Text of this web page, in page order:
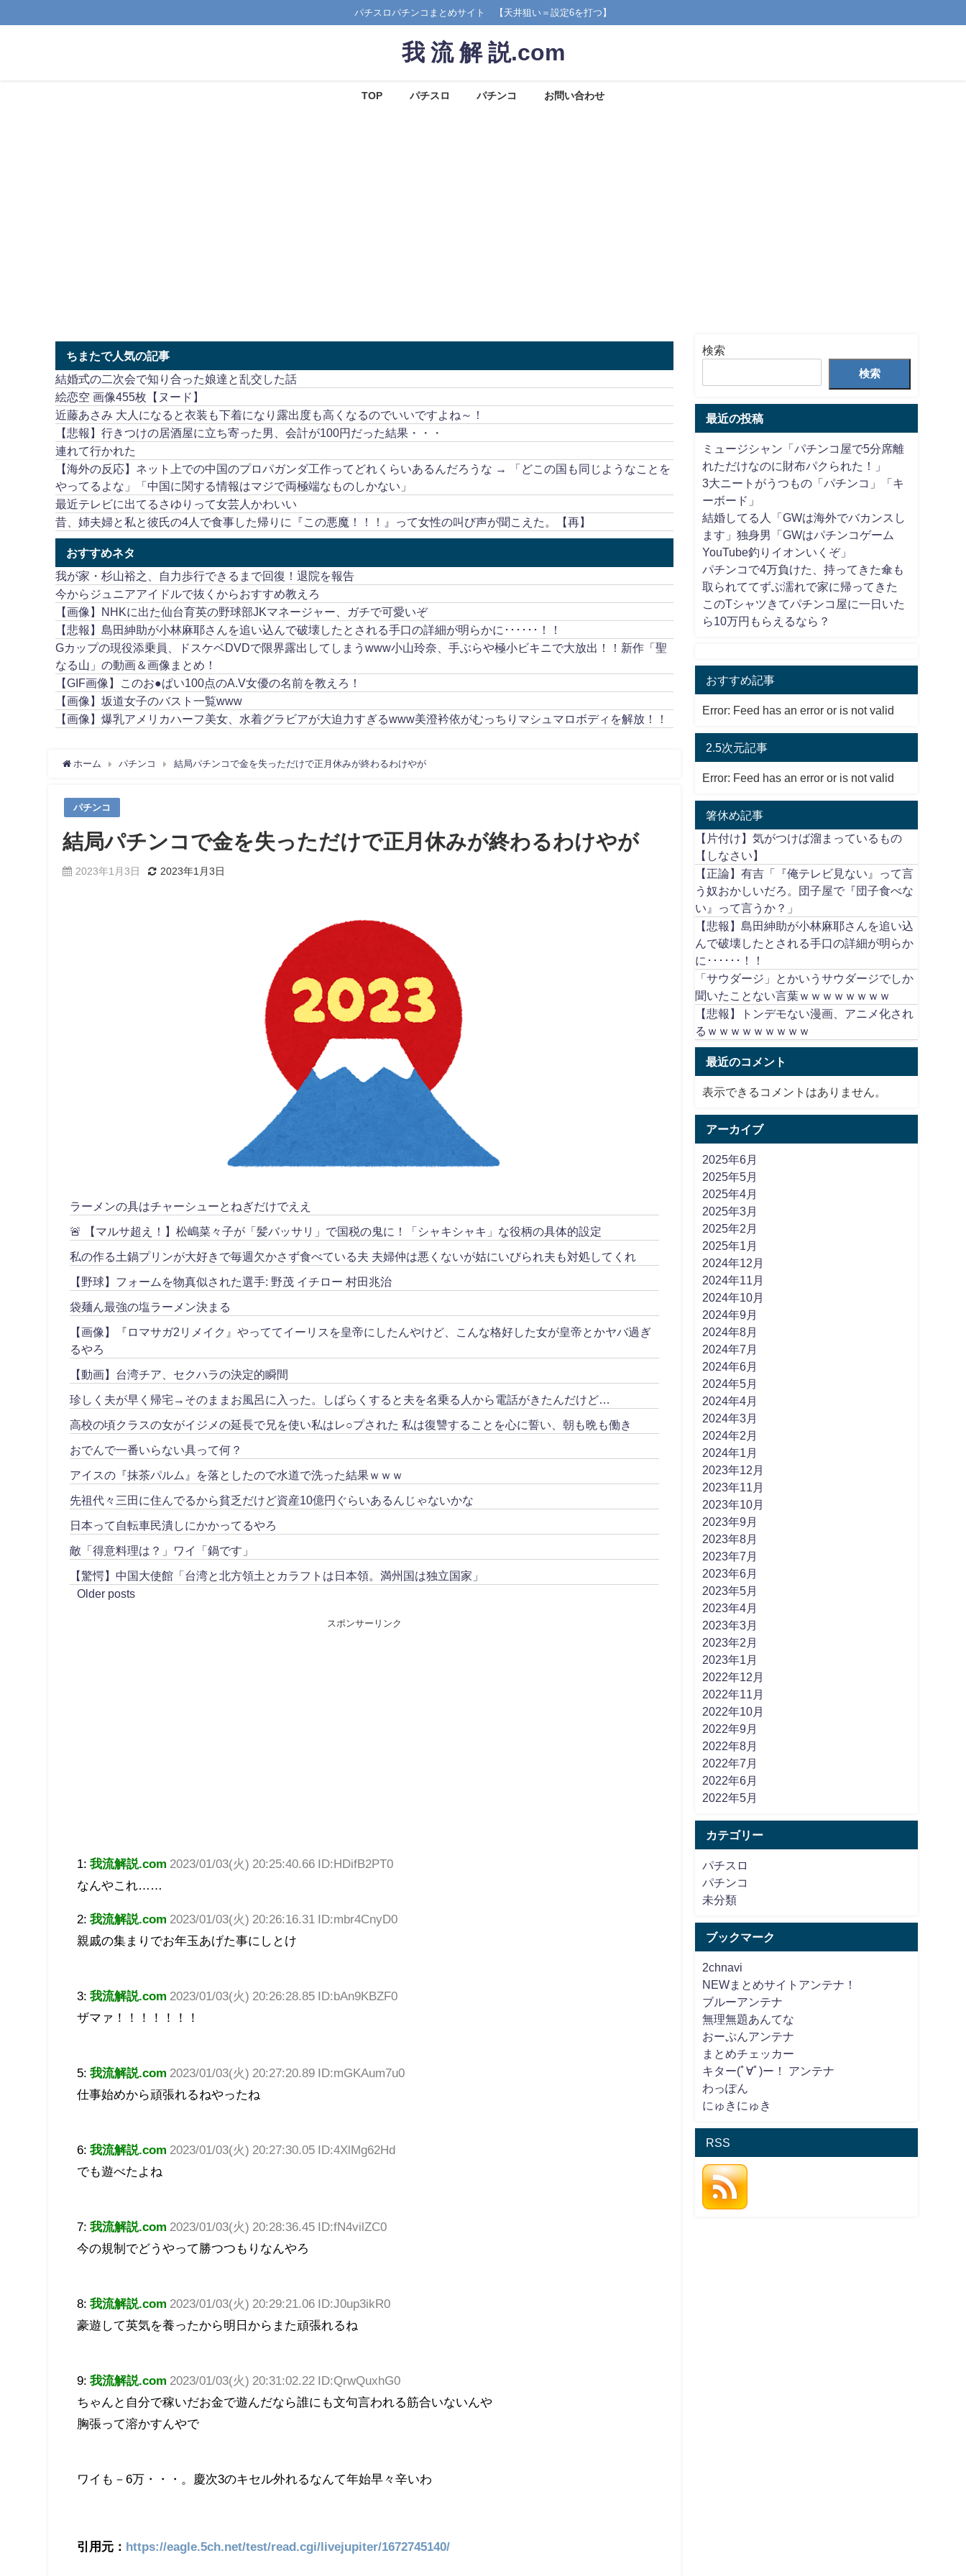
パチスロパチンコまとめサイト 【天井狙い＝設定6を打つ】
我 流 解 説.com
TOP パチスロ パチンコ お問い合わせ
ちまたで人気の記事
結婚式の二次会で知り合った娘達と乱交した話
絵恋空 画像455枚【ヌード】
近藤あさみ 大人になると衣装も下着になり露出度も高くなるのでいいですよね～！
【悲報】行きつけの居酒屋に立ち寄った男、会計が100円だった結果・・・
連れて行かれた
【海外の反応】ネット上での中国のプロパガンダ工作ってどれくらいあるんだろうな → 「どこの国も同じようなことを
やってるよな」「中国に関する情報はマジで両極端なものしかない」
最近テレビに出てるさゆりって女芸人かわいい
昔、姉夫婦と私と彼氏の4人で食事した帰りに『この悪魔！！！』って女性の叫び声が聞こえた。【再】
おすすめネタ
我が家・杉山裕之、自力歩行できるまで回復！退院を報告
今からジュニアアイドルで抜くからおすすめ教えろ
【画像】NHKに出た仙台育英の野球部JKマネージャー、ガチで可愛いぞ
【悲報】島田紳助が小林麻耶さんを追い込んで破壊したとされる手口の詳細が明らかに･･････！！
Gカップの現役添乗員、ドスケベDVDで限界露出してしまうwww小山玲奈、手ぶらや極小ビキニで大放出！！新作「聖
なる山」の動画＆画像まとめ！
【GIF画像】このお●ぱい100点のA.V女優の名前を教えろ！
【画像】坂道女子のバスト一覧www
【画像】爆乳アメリカハーフ美女、水着グラビアが大迫力すぎるwww美澄衿依がむっちりマシュマロボディを解放！！
ホーム パチンコ 結局パチンコで金を失っただけで正月休みが終わるわけやが
パチンコ
結局パチンコで金を失っただけで正月休みが終わるわけやが
2023年1月3日 2023年1月3日
ラーメンの具はチャーシューとねぎだけでええ
🚨 【マルサ超え！】松嶋菜々子が「髪バッサリ」で国税の鬼に！「シャキシャキ」な役柄の具体的設定
私の作る土鍋プリンが大好きで毎週欠かさず食べている夫 夫婦仲は悪くないが姑にいびられ夫も対処してくれ
【野球】フォームを物真似された選手: 野茂 イチロー 村田兆治
袋麺ん最強の塩ラーメン決まる
【画像】『ロマサガ2リメイク』やっててイーリスを皇帝にしたんやけど、こんな格好した女が皇帝とかヤバ過ぎ
るやろ
【動画】台湾チア、セクハラの決定的瞬間
珍しく夫が早く帰宅→そのままお風呂に入った。しばらくすると夫を名乗る人から電話がきたんだけど…
高校の頃クラスの女がイジメの延長で兄を使い私はレ○プされた 私は復讐することを心に誓い、朝も晩も働き
おでんで一番いらない具って何？
アイスの『抹茶パルム』を落としたので水道で洗った結果ｗｗｗ
先祖代々三田に住んでるから貧乏だけど資産10億円ぐらいあるんじゃないかな
日本って自転車民潰しにかかってるやろ
敵「得意料理は？」ワイ「鍋です」
【驚愕】中国大使館「台湾と北方領土とカラフトは日本領。満州国は独立国家」
Older posts
スポンサーリンク
1:我流解説.com 2023/01/03(火) 20:25:40.66 ID:HDifB2PT0
なんやこれ……
2:我流解説.com 2023/01/03(火) 20:26:16.31 ID:mbr4CnyD0
親戚の集まりでお年玉あげた事にしとけ
3:我流解説.com 2023/01/03(火) 20:26:28.85 ID:bAn9KBZF0
ザマァ！！！！！！！
5:我流解説.com 2023/01/03(火) 20:27:20.89 ID:mGKAum7u0
仕事始めから頑張れるねやったね
6:我流解説.com 2023/01/03(火) 20:27:30.05 ID:4XlMg62Hd
でも遊べたよね
7:我流解説.com 2023/01/03(火) 20:28:36.45 ID:fN4vilZC0
今の規制でどうやって勝つつもりなんやろ
8:我流解説.com 2023/01/03(火) 20:29:21.06 ID:J0up3ikR0
豪遊して英気を養ったから明日からまた頑張れるね
9:我流解説.com 2023/01/03(火) 20:31:02.22 ID:QrwQuxhG0
ちゃんと自分で稼いだお金で遊んだなら誰にも文句言われる筋合いないんや
胸張って溶かすんやで
ワイも－6万・・・。慶次3のキセル外れるなんて年始早々辛いわ
引用元： https://eagle.5ch.net/test/read.cgi/livejupiter/1672745140/
検索
検索
最近の投稿
ミュージシャン「パチンコ屋で5分席離
れただけなのに財布パクられた！」
3大ニートがうつもの「パチンコ」「キ
ーボード」
結婚してる人「GWは海外でバカンスし
ます」独身男「GWはパチンコゲーム
YouTube釣りイオンいくぞ」
パチンコで4万負けた、持ってきた傘も
取られててずぶ濡れで家に帰ってきた
このTシャツきてパチンコ屋に一日いた
ら10万円もらえるなら？
おすすめ記事
Error: Feed has an error or is not valid
2.5次元記事
Error: Feed has an error or is not valid
箸休め記事
【片付け】気がつけば溜まっているもの
【しなさい】
【正論】有吉「『俺テレビ見ない』って言
う奴おかしいだろ。団子屋で『団子食べな
い』って言うか？」
【悲報】島田紳助が小林麻耶さんを追い込
んで破壊したとされる手口の詳細が明らか
に･･････！！
「サウダージ」とかいうサウダージでしか
聞いたことない言葉ｗｗｗｗｗｗｗｗ
【悲報】トンデモない漫画、アニメ化され
るｗｗｗｗｗｗｗｗｗ
最近のコメント
表示できるコメントはありません。
アーカイブ
2025年6月
2025年5月
2025年4月
2025年3月
2025年2月
2025年1月
2024年12月
2024年11月
2024年10月
2024年9月
2024年8月
2024年7月
2024年6月
2024年5月
2024年4月
2024年3月
2024年2月
2024年1月
2023年12月
2023年11月
2023年10月
2023年9月
2023年8月
2023年7月
2023年6月
2023年5月
2023年4月
2023年3月
2023年2月
2023年1月
2022年12月
2022年11月
2022年10月
2022年9月
2022年8月
2022年7月
2022年6月
2022年5月
カテゴリー
パチスロ
パチンコ
未分類
ブックマーク
2chnavi
NEWまとめサイトアンテナ！
ブルーアンテナ
無理無題あんてな
おーぷんアンテナ
まとめチェッカー
キター(ﾟ∀ﾟ)ー！ アンテナ
わっぽん
にゅきにゅき
RSS